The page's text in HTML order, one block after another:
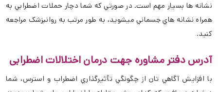
نشانه ها بسيار مهم است. در صورتي كه شما دچار حملات اضطرابي به
همراه نشانه هاي جسماني میشوید، به طور مرتب به روانپزشک مراجعه
کنید.
آدرس دفتر مشاوره جهت درمان اختلالات اضطرابی
با افزايش آگاهي تان از چگونگي تأثيرگذاري اضطراب و استرس، شما